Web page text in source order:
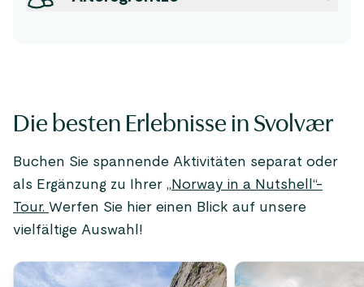
Die besten Erlebnisse in Svolvær
Buchen Sie spannende Aktivitäten separat oder
als Ergänzung zu Ihrer „ Norway in a Nutshell“-
Tour. Werfen Sie hier einen Blick auf unsere
vielfältige Auswahl!